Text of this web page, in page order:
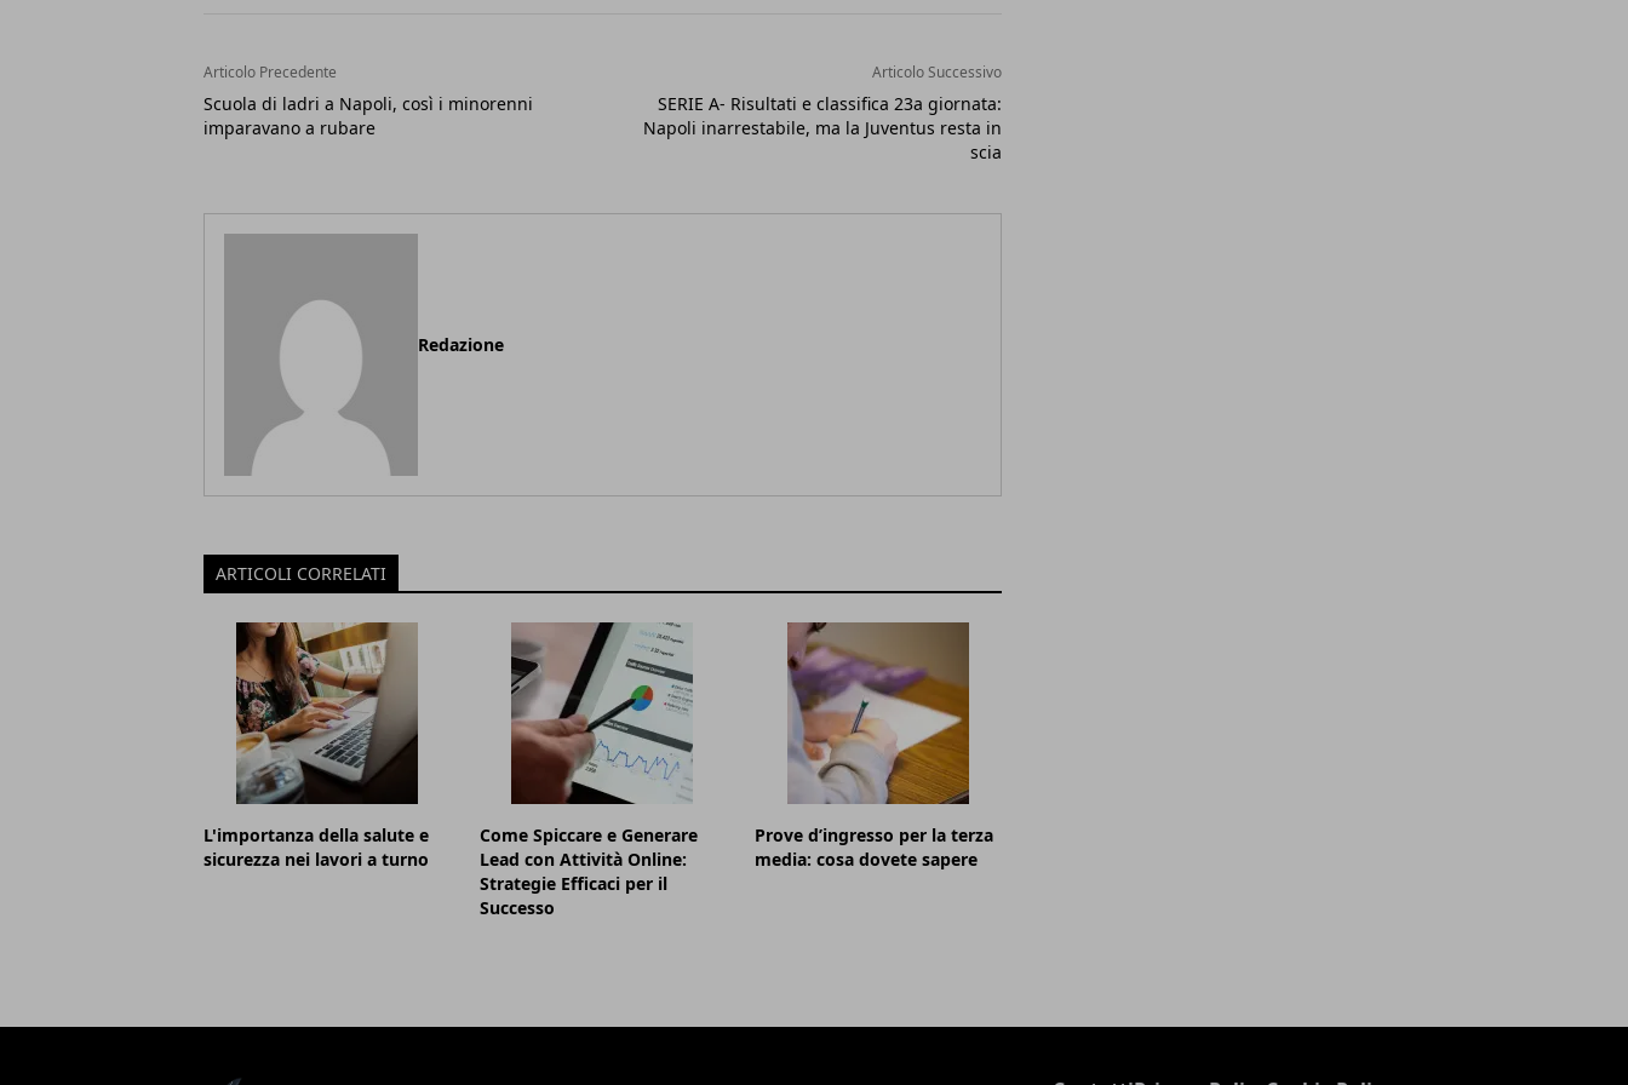
Articolo Precedente
Scuola di ladri a Napoli, così i minorenni
imparavano a rubare
Articolo Successivo
SERIE A- Risultati e classifica 23a giornata:
Napoli inarrestabile, ma la Juventus resta in
scia
Redazione
ARTICOLI CORRELATI
L'importanza della salute e
sicurezza nei lavori a turno
Come Spiccare e Generare
Lead con Attività Online:
Strategie Efficaci per il
Successo
Prove d’ingresso per la terza
media: cosa dovete sapere